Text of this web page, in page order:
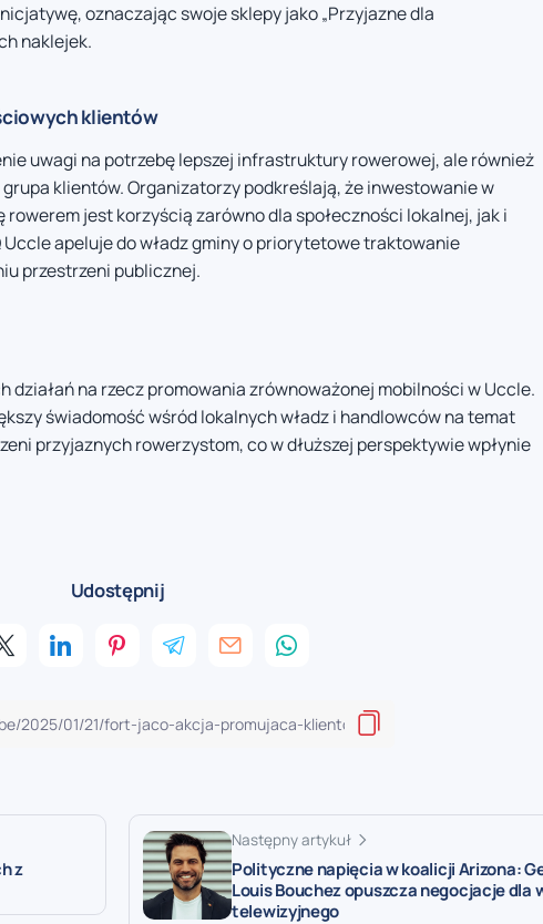
oznaczając swoje sklepy jako „Przyjazne dla
naklejek.
klientów
uwagi na potrzebę lepszej infrastruktury rowerowej, ale również
klientów. Organizatorzy podkreślają, że inwestowanie w
jest korzyścią zarówno dla społeczności lokalnej, jak i
Uccle apeluje do władz gminy o priorytetowe traktowanie
przestrzeni publicznej.
działań na rzecz promowania zrównoważonej mobilności w Uccle.
świadomość wśród lokalnych władz i handlowców na temat
przyjaznych rowerzystom, co w dłuższej perspektywie wpłynie
Udostępnij
z
Następny artykuł
Polityczne napięcia w koalicji Arizona:
Louis Bouchez opuszcza negocjacje dla
telewizyjnego